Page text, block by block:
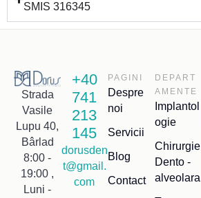
SMIS 316345
Strada
Vasile
Lupu 40,
Bârlad
8:00 -
19:00 ,
Luni -
+40
741
213
145
dorusden
t@gmail.
com
PAGINI
Despre
noi
Servicii
Blog
Contact
DEPART
AMENTE
Implantol
ogie
Chirurgie
Dento -
alveolara